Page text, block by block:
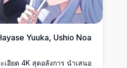
Yuuka, Ushio Noa
เอียด 4K สุดอลังการ นำเสนอ